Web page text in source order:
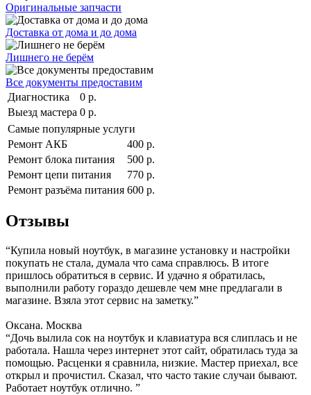
Оригинальные запчасти
Доставка от дома и до дома
Лишнего не берём
Все документы предоставим
Диагностика
0 р.
Выезд мастера 0 р.
Самые популярные услуги
Ремонт АКБ
400 р.
Ремонт блока питания
500 р.
Ремонт цепи питания
770 р.
Ремонт разъёма питания 600 р.
Отзывы
“Купила новый ноутбук, в магазине установку и настройки
покупать не стала, думала что сама справлюсь. В итоге
пришлось обратиться в сервис. И удачно я обратилась,
выполнили работу гораздо дешевле чем мне предлагали в
магазине. Взяла этот сервис на заметку.”
Оксана. Москва
“Дочь вылила сок на ноутбук и клавиатура вся слиплась и не
работала. Нашла через интернет этот сайт, обратилась туда за
помощью. Расценки я сравнила, низкие. Мастер приехал, все
открыл и прочистил. Сказал, что часто такие случаи бывают.
Работает ноутбук отлично. ”